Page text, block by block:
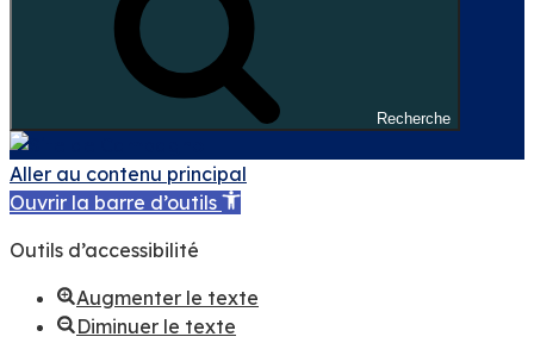
Recherche
Aller au contenu principal
Ouvrir la barre d’outils
Outils d’accessibilité
Augmenter le texte
Diminuer le texte